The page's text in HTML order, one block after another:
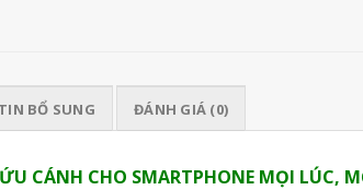
BỔ SUNG ĐÁNH GIÁ (0)
CÁNH CHO SMARTPHONE MỌI LÚC,